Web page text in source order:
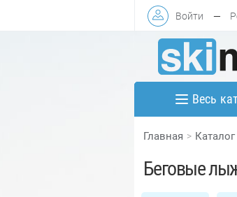
Войти —
Весь
Главная Каталог
Беговые